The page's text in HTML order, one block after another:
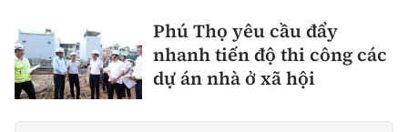
Phú Thọ yêu cầu đẩy
nhanh tiến độ thi công các
dự án nhà ở xã hội